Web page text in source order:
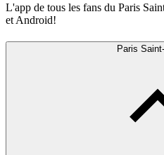
L'app de tous les fans du Paris
et Android!
Paris